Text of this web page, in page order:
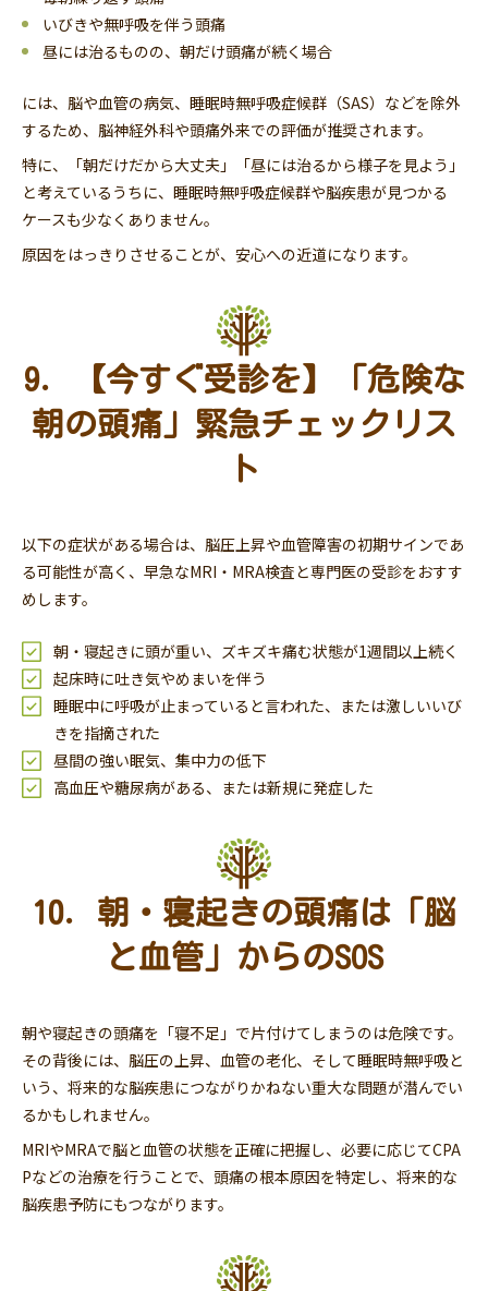
いびきや無呼吸を伴う頭痛
昼には治るものの、朝だけ頭痛が続く場合
には、脳や血管の病気、睡眠時無呼吸症候群（SAS）などを除外
するため、脳神経外科や頭痛外来での評価が推奨されます。
特に、「朝だけだから大丈夫」「昼には治るから様子を見よう」
と考えているうちに、睡眠時無呼吸症候群や脳疾患が見つかる
ケースも少なくありません。
原因をはっきりさせることが、安心への近道になります。
9. 【今すぐ受診を】「危険な
朝の頭痛」緊急チェックリス
ト
以下の症状がある場合は、脳圧上昇や血管障害の初期サインであ
る可能性が高く、早急なMRI・MRA検査と専門医の受診をおすす
めします。
朝・寝起きに頭が重い、ズキズキ痛む状態が1週間以上続く
起床時に吐き気やめまいを伴う
睡眠中に呼吸が止まっていると言われた、または激しいいび
きを指摘された
昼間の強い眠気、集中力の低下
高血圧や糖尿病がある、または新規に発症した
10. 朝・寝起きの頭痛は「脳
と血管」からのSOS
朝や寝起きの頭痛を「寝不足」で片付けてしまうのは危険です。
その背後には、脳圧の上昇、血管の老化、そして睡眠時無呼吸と
いう、将来的な脳疾患につながりかねない重大な問題が潜んでい
るかもしれません。
MRIやMRAで脳と血管の状態を正確に把握し、必要に応じてCPA
Pなどの治療を行うことで、頭痛の根本原因を特定し、将来的な
脳疾患予防にもつながります。